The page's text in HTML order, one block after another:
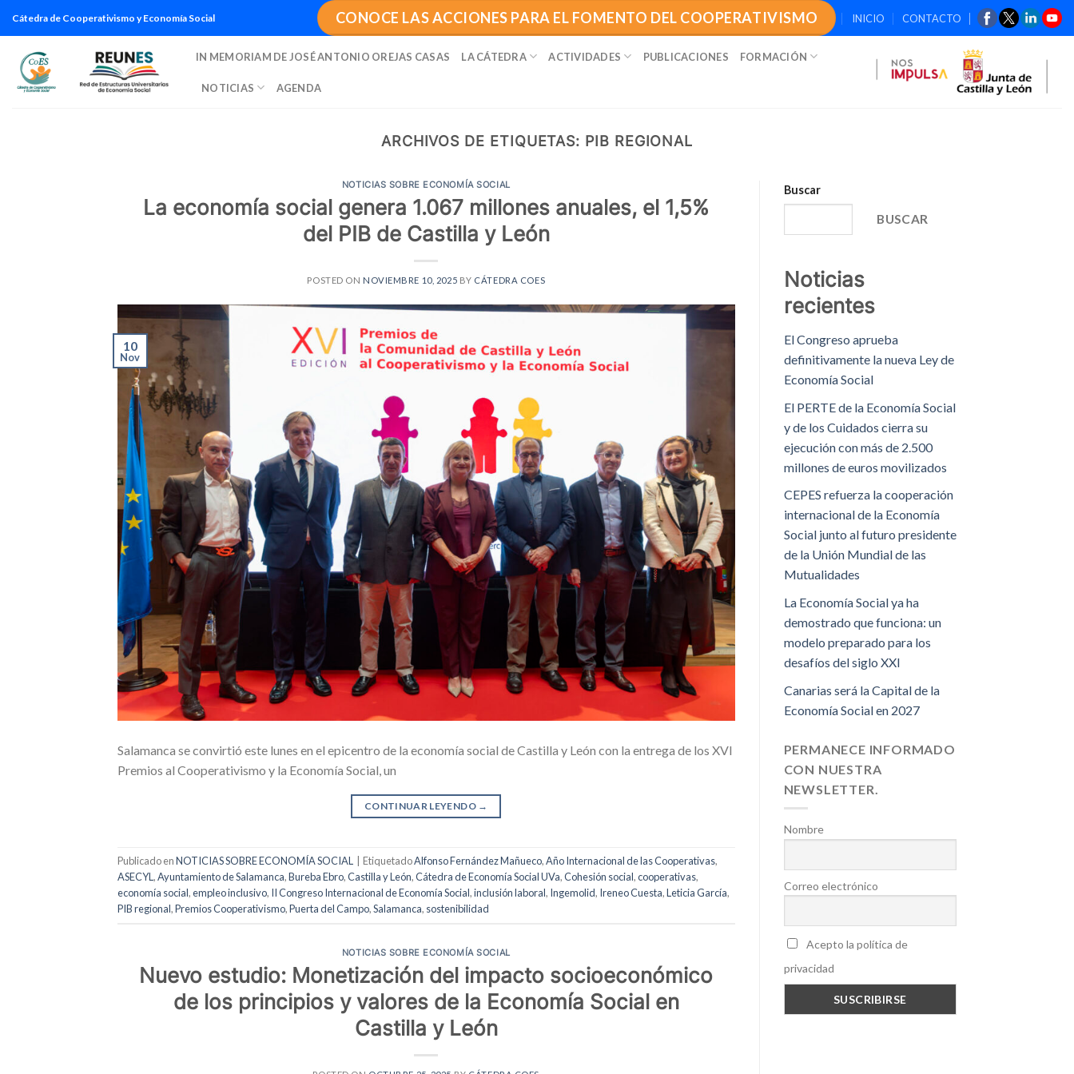
contenido
Cátedra de Cooperativismo y Economía Social CONOCE LAS ACCIONES PARA EL FOMENTO DEL COOPERATIVISMO INICIO CONTACTO
IN MEMORIAM DE JOSÉ ANTONIO OREJAS CASAS LA CÁTEDRA ACTIVIDADES PUBLICACIONES FORMACIÓN
NOTICIAS AGENDA
ARCHIVOS DE ETIQUETAS: PIB REGIONAL
NOTICIAS SOBRE ECONOMÍA SOCIAL
La economía social genera 1.067 millones anuales, el 1,5%
del PIB de Castilla y León
POSTED ON NOVIEMBRE 10, 2025 BY CÁTEDRA COES
10
Nov
Salamanca se convirtió este lunes en el epicentro de la economía social de Castilla y León con la entrega de los XVI
Premios al Cooperativismo y la Economía Social, un
CONTINUAR LEYENDO →
Publicado enNOTICIAS SOBRE ECONOMÍA SOCIAL EtiquetadoAlfonso Fernández Mañueco,Año Internacional de las Cooperativas,
ASECYL,Ayuntamiento de Salamanca,Bureba Ebro,Castilla y León,Cátedra de Economía Social UVa,Cohesión social,cooperativas,
economía social,empleo inclusivo, II Congreso Internacional de Economía Social,inclusión laboral, Ingemolid, Ireneo Cuesta,Leticia García,
PIB regional,Premios Cooperativismo,Puerta del Campo,Salamanca, sostenibilidad
NOTICIAS SOBRE ECONOMÍA SOCIAL
Nuevo estudio: Monetización del impacto socioeconómico
de los principios y valores de la Economía Social en
Castilla y León
Buscar
BUSCAR
Noticias
recientes
El Congreso aprueba
definitivamente la nueva Ley de
Economía Social
El PERTE de la Economía Social
y de los Cuidados cierra su
ejecución con más de 2.500
millones de euros movilizados
CEPES refuerza la cooperación
internacional de la Economía
Social junto al futuro presidente
de la Unión Mundial de las
Mutualidades
La Economía Social ya ha
demostrado que funciona: un
modelo preparado para los
desafíos del siglo XXI
Canarias será la Capital de la
Economía Social en 2027
PERMANECE INFORMADO
CON NUESTRA
NEWSLETTER.
Nombre
Correo electrónico
Acepto la política de
privacidad